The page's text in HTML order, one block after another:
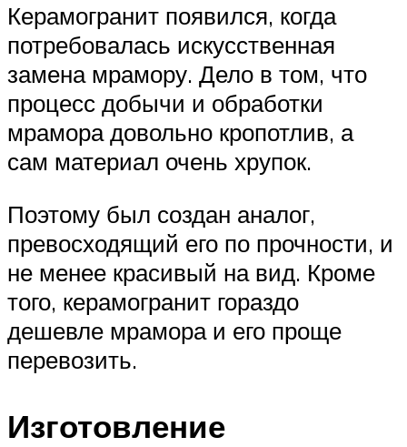
Керамогранит появился, когда
потребовалась искусственная
замена мрамору. Дело в том, что
процесс добычи и обработки
мрамора довольно кропотлив, а
сам материал очень хрупок.
Поэтому был создан аналог,
превосходящий его по прочности, и
не менее красивый на вид. Кроме
того, керамогранит гораздо
дешевле мрамора и его проще
перевозить.
Изготовление